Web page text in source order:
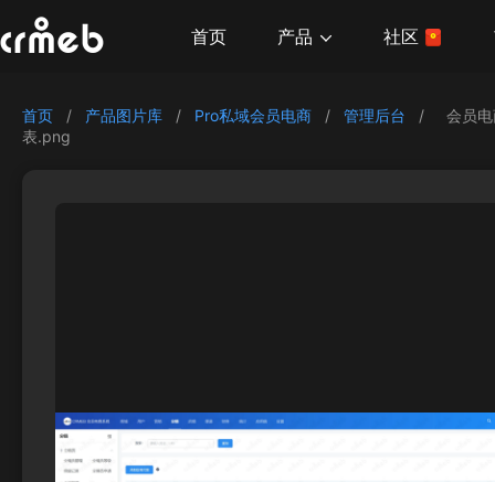
首页 产品 社区
首页 / 产品图片库 / Pro私域会员电商 / 管理后台 /
会员
表.png